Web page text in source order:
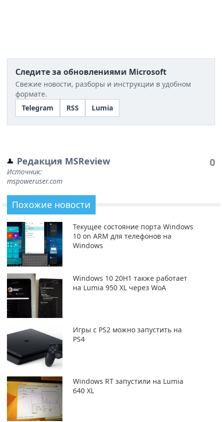
Следите за обновлениями Microsoft
Свежие новости, разборы и инструкции в удобном
формате.
Telegram
RSS Lumia
Редакция MSReview
Источник:
mspoweruser.com
0
Похожие новости
Текущее состояние порта Windows
10 on ARM для телефонов на
Windows
Windows 10 20H1 также работает
на Lumia 950 XL через WoA
Игры с PS2 можно запустить на
PS4
Windows RT запустили на Lumia
640 XL